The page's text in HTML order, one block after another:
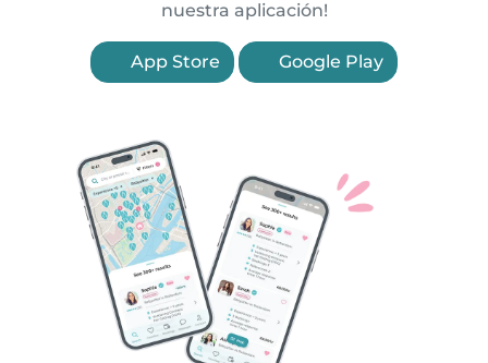
nuestra aplicación!
App Store Google Play